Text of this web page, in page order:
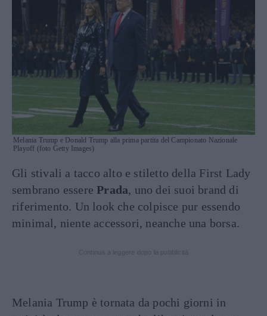
Melania Trump e Donald Trump alla prima partita del Campionato Nazionale
Playoff (foto Getty Images)
Gli stivali a tacco alto e stiletto della First Lady
sembrano essere Prada, uno dei suoi brand di
riferimento. Un look che colpisce pur essendo
minimal, niente accessori, neanche una borsa.
Melania Trump è tornata da pochi giorni in